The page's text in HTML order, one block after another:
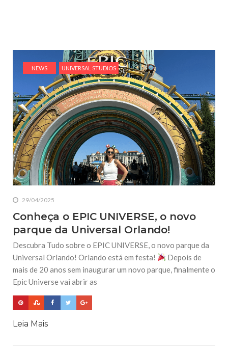
NEWS UNIVERSAL STUDIOS
29/04/2025
Conheça o EPIC UNIVERSE, o novo
parque da Universal Orlando!
Descubra Tudo sobre o EPIC UNIVERSE, o novo parque da
Universal Orlando! Orlando está em festa!
Depois de
mais de 20 anos sem inaugurar um novo parque, finalmente o
Epic Universe vai abrir as
Leia Mais